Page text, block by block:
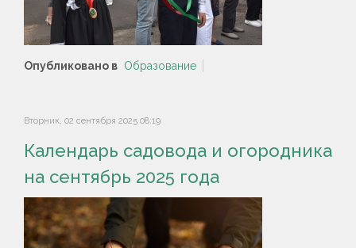
Опубликовано в Образование
Вторник, 02 сентября 2025 08:19
Календарь садовода и огородника
на сентябрь 2025 года